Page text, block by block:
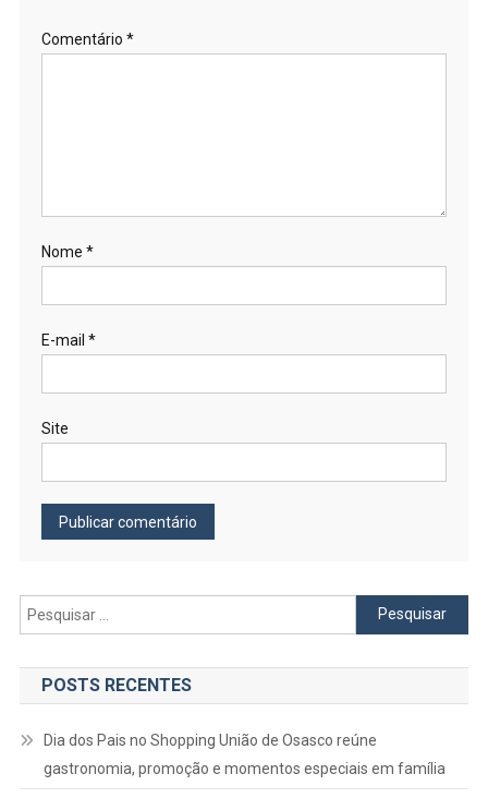
Comentário *
Nome *
E-mail *
Site
Pesquisar
por:
POSTS RECENTES
Dia dos Pais no Shopping União de Osasco reúne
gastronomia, promoção e momentos especiais em família